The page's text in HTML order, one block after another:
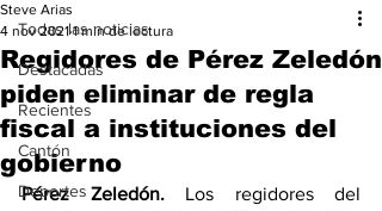
Todas las noticias
Destacadas
Recientes
Cantón
Deportes
Regidores de Pérez Zeledón
piden eliminar de regla
fiscal a instituciones del
gobierno
Steve Arias
4 nov 2021 1 min de lectura
Pérez Zeledón. Los regidores del